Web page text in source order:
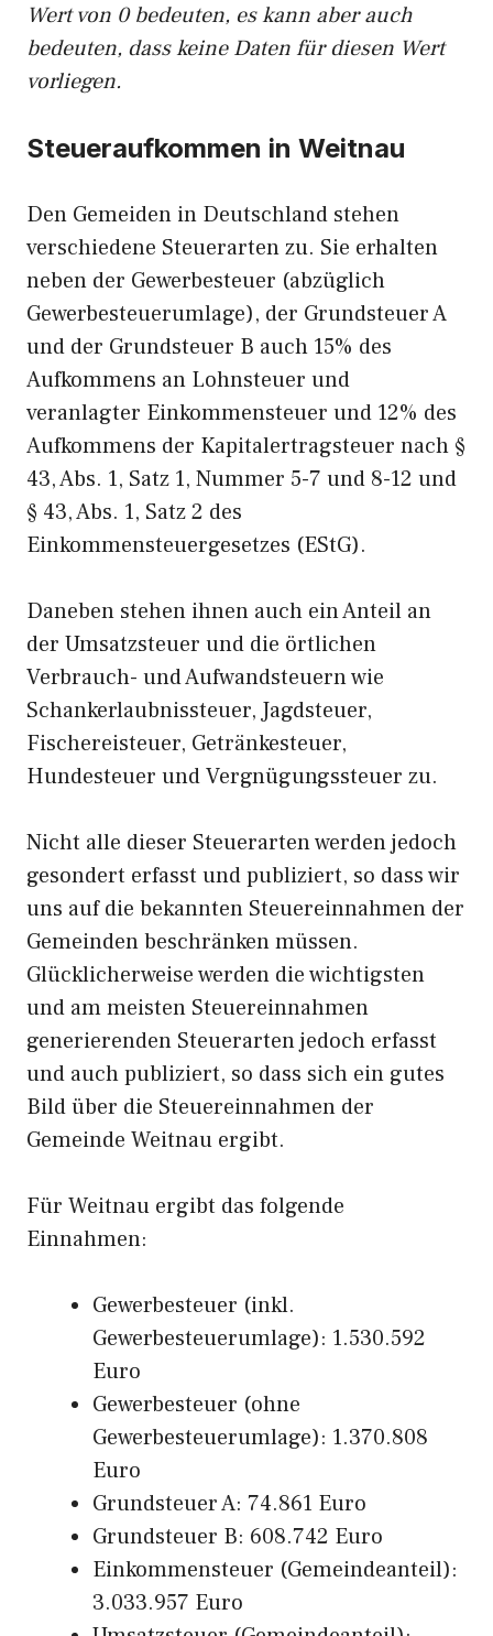
Wert von 0 bedeuten, es kann aber auch
bedeuten, dass keine Daten für diesen Wert
vorliegen.
Steueraufkommen in Weitnau
Den Gemeiden in Deutschland stehen
verschiedene Steuerarten zu. Sie erhalten
neben der Gewerbesteuer (abzüglich
Gewerbesteuerumlage), der Grundsteuer A
und der Grundsteuer B auch 15% des
Aufkommens an Lohnsteuer und
veranlagter Einkommensteuer und 12% des
Aufkommens der Kapitalertragsteuer nach §
43, Abs. 1, Satz 1, Nummer 5-7 und 8-12 und
§ 43, Abs. 1, Satz 2 des
Einkommensteuergesetzes (EStG).
Daneben stehen ihnen auch ein Anteil an
der Umsatzsteuer und die örtlichen
Verbrauch- und Aufwandsteuern wie
Schankerlaubnissteuer, Jagdsteuer,
Fischereisteuer, Getränkesteuer,
Hundesteuer und Vergnügungssteuer zu.
Nicht alle dieser Steuerarten werden jedoch
gesondert erfasst und publiziert, so dass wir
uns auf die bekannten Steuereinnahmen der
Gemeinden beschränken müssen.
Glücklicherweise werden die wichtigsten
und am meisten Steuereinnahmen
generierenden Steuerarten jedoch erfasst
und auch publiziert, so dass sich ein gutes
Bild über die Steuereinnahmen der
Gemeinde Weitnau ergibt.
Für Weitnau ergibt das folgende
Einnahmen:
Gewerbesteuer (inkl.
Gewerbesteuerumlage): 1.530.592
Euro
Gewerbesteuer (ohne
Gewerbesteuerumlage): 1.370.808
Euro
Grundsteuer A: 74.861 Euro
Grundsteuer B: 608.742 Euro
Einkommensteuer (Gemeindeanteil):
3.033.957 Euro